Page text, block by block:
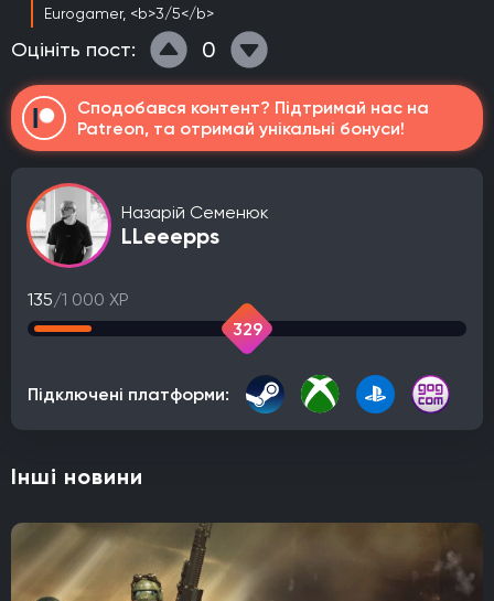
Eurogamer, <b>3/5</b>
Оцініть пост: 0
Сподобався контент? Підтримай нас на
Patreon, та отримай унікальні бонуси!
Назарій Семенюк
LLeeepps
135/1 000 XP
329
Підключені платформи:
Інші новини